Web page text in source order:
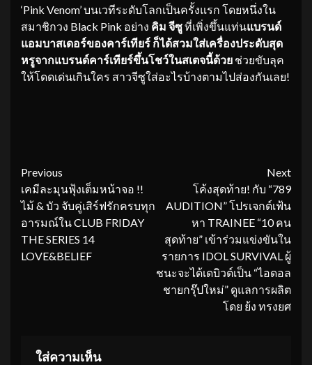
‘Pink Venom’ บนเวทีระดับโลกเป็นครั้งแรก โดยหนึ่งใน
สมาชิกวง Black Pink อย่าง คิม จีซูที่เพิ่งขึ้นแท่นแบรนด์
แอมบาสเดอร์ของคาร์เทียร์​ ก็ได้สวมใส่เครื่องประดับสุด
หรูจากแบรนด์คาร์เทียร์ขึ้นโชว์ในสเตจนี้ด้วย ช่วยขับลุค
ให้โดดเด่นเกินใคร สาวจีซูใส่อะไรบ้างตามไปส่องกันเลย!
Continue
Reading
Previous
เคมีละมุนฟุ้งเต็มหน้าจอ !!
ไม้ & บัว จับคู่เสิร์ฟรักครบทุก
อารมณ์ใน CLUB FRIDAY
THE SERIES 14
LOVE&BELIEF
Next
โค้งสุดท้าย! กับ “789
AUDITION” โปรเจกต์เฟ้น
หา TRAINEE “10 คน
สุดท้าย” เข้าร่วมแข่งขันใน
รายการ IDOL SURVIVAL ผู้
ชนะจะได้เดบิวต์เป็น “ไอดอล
ชายกรุ๊ปใหม่” ดูแลการผลิต
โดย ย้ง ทรงยศ
ใส่ความเห็น